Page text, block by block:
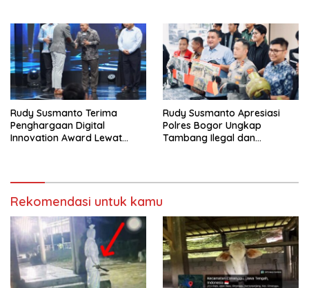
Rudy Susmanto Terima
Penghargaan Digital
Innovation Award Lewat
Rudy Susmanto Apresiasi
Polres Bogor Ungkap
Tambang Ilegal dan
Rekomendasi untuk kamu